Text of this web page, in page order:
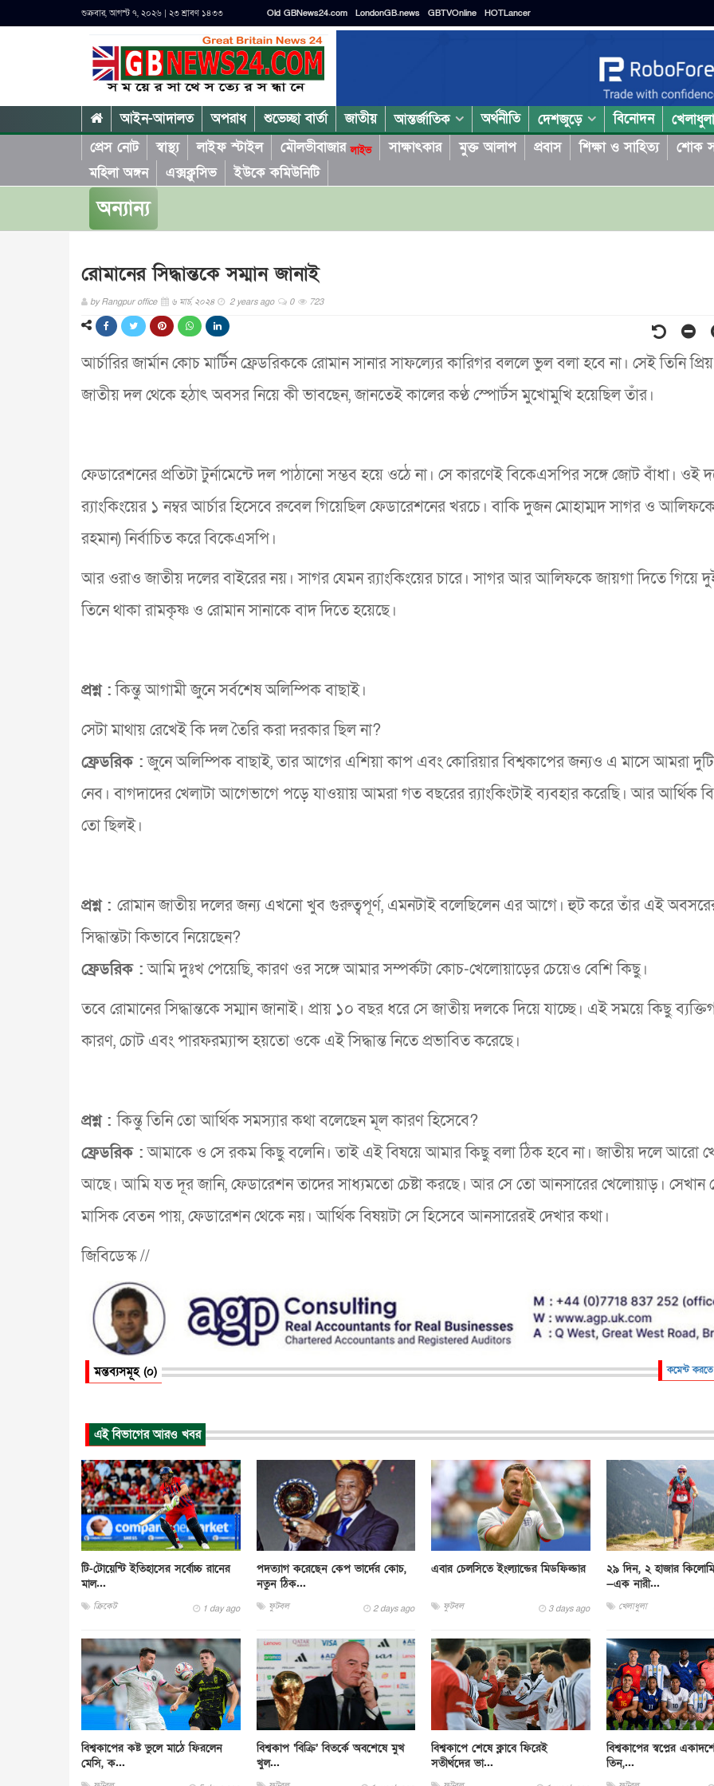
শুক্রবার, আগস্ট ৭, ২০২৬ | ২৩ শ্রাবণ ১৪৩৩ Old GBNews24.com LondonGB.news GBTVOnline HOTLancer
আইন-আদালত অপরাধ শুভেচ্ছা বার্তা জাতীয় আন্তর্জাতিক অর্থনীতি দেশজুড়ে বিনোদন
প্রেস নোট
স্বাস্থ্য লাইফ স্টাইল মৌলভীবাজারলাইভ সাক্ষাৎকার মুক্ত আলাপ প্রবাস শিক্ষা ও সাহিত্য শোক
মহিলা অঙ্গন
এক্সক্লুসিভ ইউকে কমিউনিটি
অন্যান্য
রোমানের সিদ্ধান্তকে সম্মান জানাই
byRangpur office ৬ মার্চ, ২০২৪ 2 years ago 0 723
আর্চারির জার্মান কোচ মার্টিন ফ্রেডরিককে রোমান সানার সাফল্যের কারিগর বললে ভুল বলা হবে না। সেই তিনি
জাতীয় দল থেকে হঠাৎ অবসর নিয়ে কী ভাবছেন, জানতেই কালের কণ্ঠ স্পোর্টস মুখোমুখি হয়েছিল তাঁর।
ফেডারেশনের প্রতিটা টুর্নামেন্টে দল পাঠানো সম্ভব হয়ে ওঠে না। সে কারণেই বিকেএসপির সঙ্গে জোট বাঁধা। ওই
র‌্যাংকিংয়ের ১ নম্বর আর্চার হিসেবে রুবেল গিয়েছিল ফেডারেশনের খরচে। বাকি দুজন মোহাম্মদ সাগর ও
রহমান) নির্বাচিত করে বিকেএসপি।
আর ওরাও জাতীয় দলের বাইরের নয়। সাগর যেমন র‌্যাংকিংয়ের চারে। সাগর আর আলিফকে জায়গা দিতে গিয়ে
তিনে থাকা রামকৃষ্ণ ও রোমান সানাকে বাদ দিতে হয়েছে।
প্রশ্ন :কিন্তু আগামী জুনে সর্বশেষ অলিম্পিক বাছাই।
সেটা মাথায় রেখেই কি দল তৈরি করা দরকার ছিল না?
ফ্রেডরিক :জুনে অলিম্পিক বাছাই, তার আগের এশিয়া কাপ এবং কোরিয়ার বিশ্বকাপের জন্যও এ মাসে আমরা দুটি
নেব। বাগদাদের খেলাটা আগেভাগে পড়ে যাওয়ায় আমরা গত বছরের র‌্যাংকিংটাই ব্যবহার করেছি। আর আর্থিক
তো ছিলই।
প্রশ্ন : রোমান জাতীয় দলের জন্য এখনো খুব গুরুত্বপূর্ণ, এমনটাই বলেছিলেন এর আগে। হুট করে তাঁর এই
সিদ্ধান্তটা কিভাবে নিয়েছেন?
ফ্রেডরিক :আমি দুঃখ পেয়েছি, কারণ ওর সঙ্গে আমার সম্পর্কটা কোচ-খেলোয়াড়ের চেয়েও বেশি কিছু।
তবে রোমানের সিদ্ধান্তকে সম্মান জানাই। প্রায় ১০ বছর ধরে সে জাতীয় দলকে দিয়ে যাচ্ছে। এই সময়ে কিছু
কারণ, চোট এবং পারফরম্যান্স হয়তো ওকে এই সিদ্ধান্ত নিতে প্রভাবিত করেছে।
প্রশ্ন :কিন্তু তিনি তো আর্থিক সমস্যার কথা বলেছেন মূল কারণ হিসেবে?
ফ্রেডরিক :আমাকে ও সে রকম কিছু বলেনি। তাই এই বিষয়ে আমার কিছু বলা ঠিক হবে না। জাতীয় দলে আরো
আছে। আমি যত দূর জানি, ফেডারেশন তাদের সাধ্যমতো চেষ্টা করছে। আর সে তো আনসারের খেলোয়াড়। সেখান
মাসিক বেতন পায়, ফেডারেশন থেকে নয়। আর্থিক বিষয়টা সে হিসেবে আনসারেরই দেখার কথা।
জিবিডেস্ক //
মন্তব্যসমূহ (০) কমেন্ট
এই বিভাগের আরও খবর
টি-টোয়েন্টি ইতিহাসের সর্বোচ্চ রানের
মাল...
ক্রিকেট 1 day ago
পদত্যাগ করেছেন কেপ ভার্দের কোচ,
নতুন ঠিক...
ফুটবল 2 days ago
এবার চেলসিতে ইংল্যান্ডের মিডফিল্ডার
ফুটবল 3 days ago
২৯ দিন, ২ হাজার
—এক নারী...
খেলাধুলা
বিশ্বকাপের কষ্ট ভুলে মাঠে ফিরলেন
মেসি, ক...
বিশ্বকাপ ‘বিক্রি’ বিতর্কে অবশেষে মুখ
খুল...
বিশ্বকাপে শেষে ক্লাবে ফিরেই
সতীর্থদের ভা...
বিশ্বকাপের স্বপ্নের
তিন,...